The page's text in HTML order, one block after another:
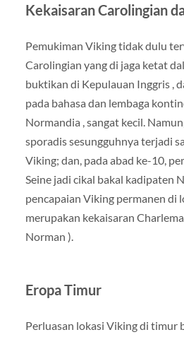
Kekaisaran Carolingian
Pemukiman Viking tidak dulu
Carolingian yang di jaga ketat
buktikan di Kepulauan Inggris ,
pada bahasa dan lembaga
Normandia , sangat kecil.
sporadis sesungguhnya terjadi
Viking; dan, pada abad ke-10,
Seine jadi cikal bakal kadipaten
pencapaian Viking permanen di
merupakan kekaisaran
Norman ).
Eropa Timur
Perluasan lokasi Viking di timur